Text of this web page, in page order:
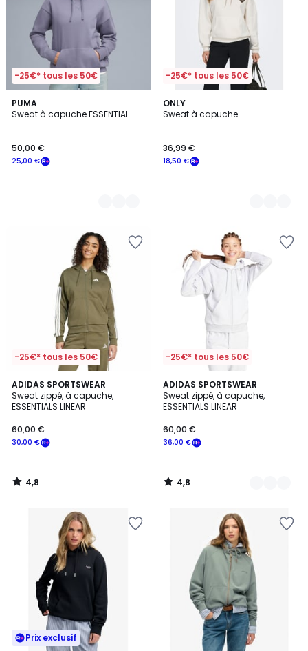
-25€* tous les 50€
PUMA
Sweat à capuche ESSENTIAL
25,00 €
50,00 €
2
Couleurs
-25€* tous les 50€
ONLY
Sweat à capuche
18,50 €
36,99 €
2
Couleurs
-25€* tous les 50€
ADIDAS SPORTSWEAR
Sweat zippé, à capuche,
ESSENTIALS LINEAR
30,00 €
60,00 €
4,8
/ 5
4,8
/
-25€* tous les 50€
ADIDAS SPORTSWEAR
Sweat zippé, à capuche,
ESSENTIALS LINEAR
36,00 €
60,00 €
4,8
/ 5
2
Couleurs
4,8
/
Prix exclusif